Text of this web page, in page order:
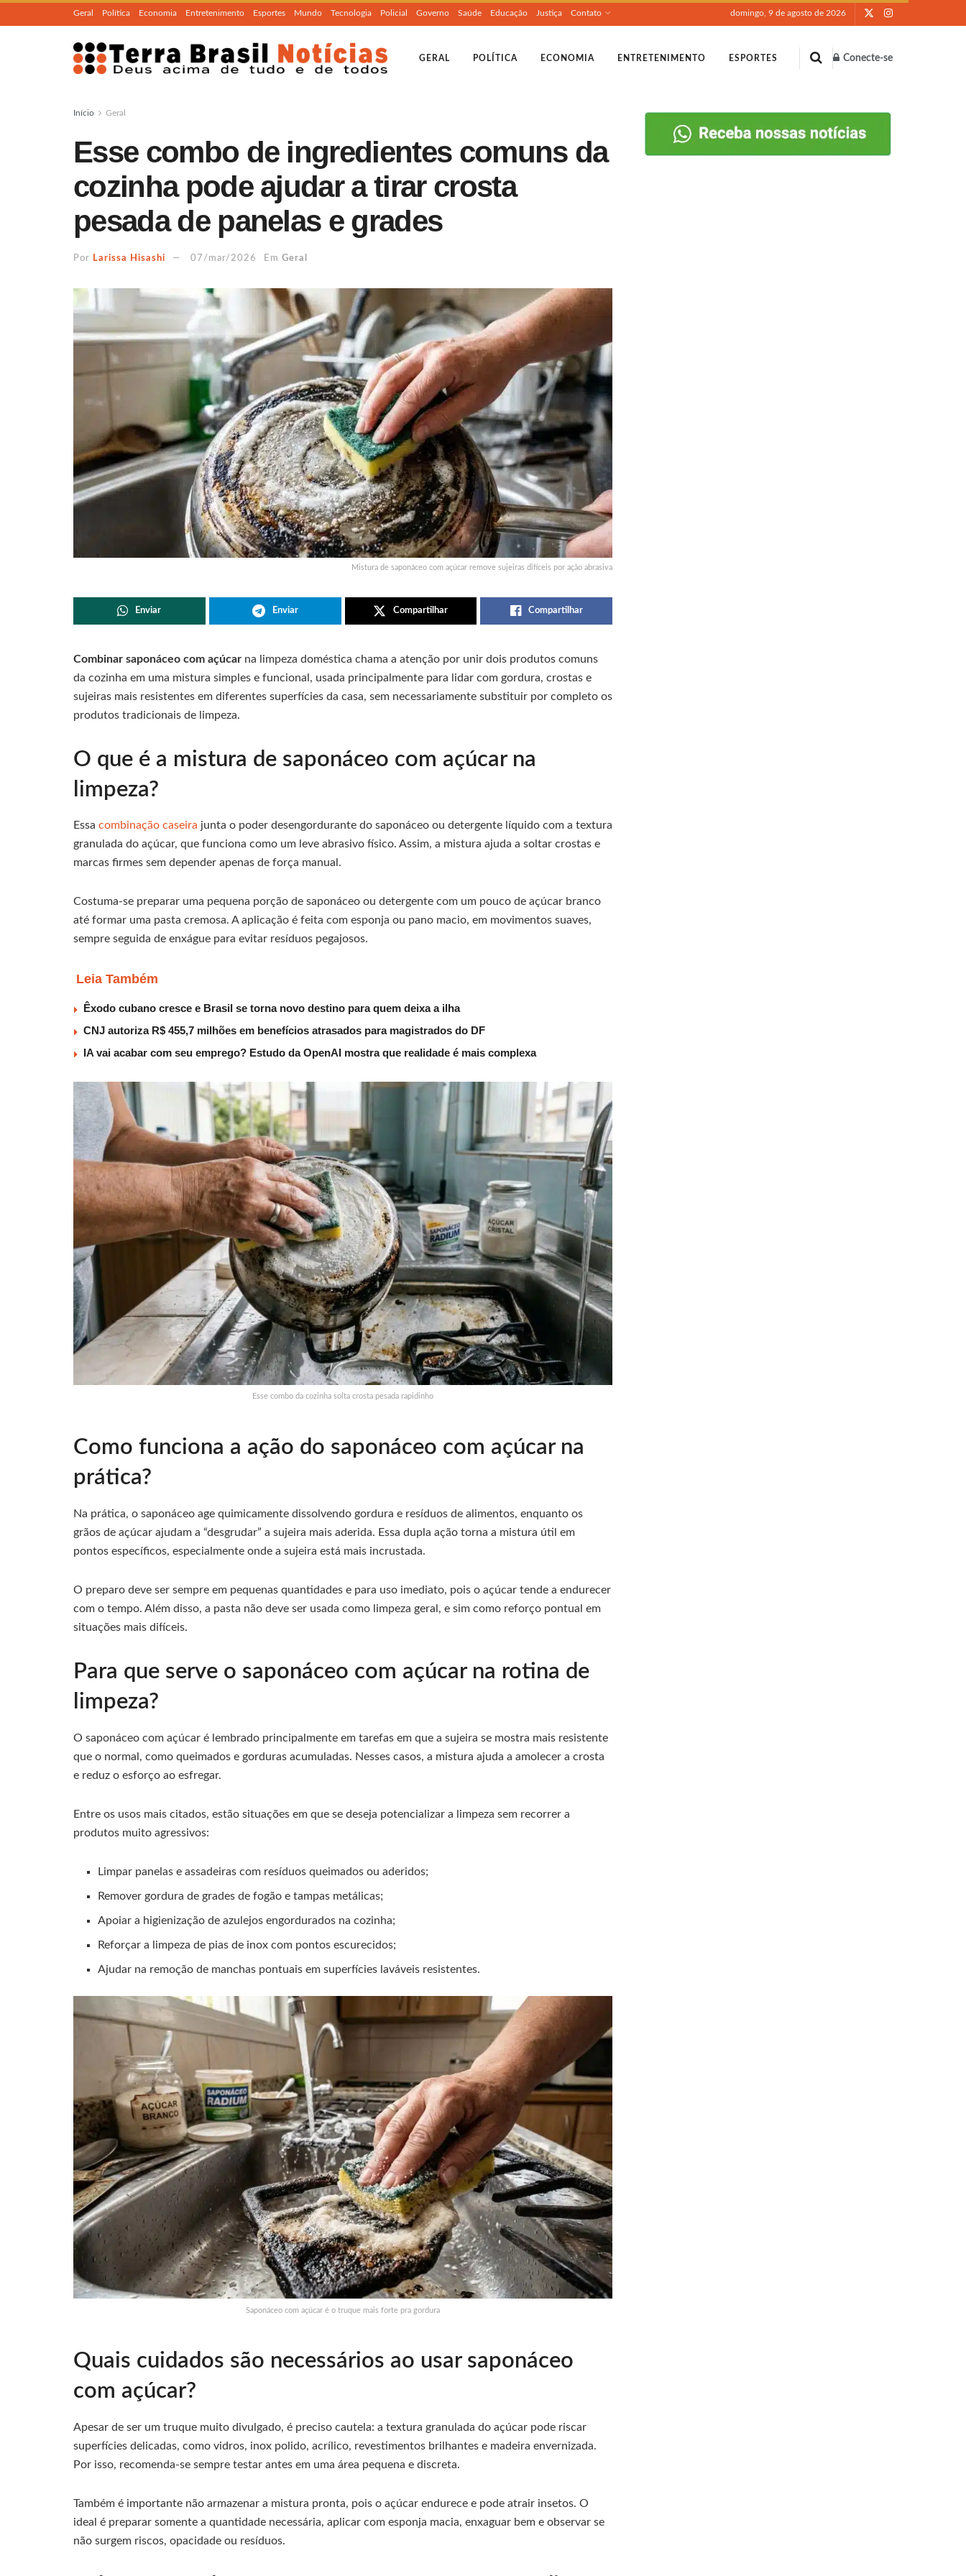
Geral Política Economia Entretenimento Esportes Mundo Tecnologia Policial Governo Saúde Educação Justiça Contato domingo, 9 de agosto de 2026
GERAL POLÍTICA ECONOMIA ENTRETENIMENTO ESPORTES Conecte-se
Início Geral
Esse combo de ingredientes comuns da
cozinha pode ajudar a tirar crosta
pesada de panelas e grades
Por Larissa Hisashi 07/mar/2026 Em Geral
Mistura de saponáceo com açúcar remove sujeiras difíceis por ação abrasiva
Enviar Enviar Compartilhar Compartilhar
Combinar saponáceo com açúcar na limpeza doméstica chama a atenção por unir dois produtos comuns
da cozinha em uma mistura simples e funcional, usada principalmente para lidar com gordura, crostas e
sujeiras mais resistentes em diferentes superfícies da casa, sem necessariamente substituir por completo os
produtos tradicionais de limpeza.
O que é a mistura de saponáceo com açúcar na
limpeza?
Essa combinação caseira junta o poder desengordurante do saponáceo ou detergente líquido com a textura
granulada do açúcar, que funciona como um leve abrasivo físico. Assim, a mistura ajuda a soltar crostas e
marcas firmes sem depender apenas de força manual.
Costuma-se preparar uma pequena porção de saponáceo ou detergente com um pouco de açúcar branco
até formar uma pasta cremosa. A aplicação é feita com esponja ou pano macio, em movimentos suaves,
sempre seguida de enxágue para evitar resíduos pegajosos.
Leia Também
Êxodo cubano cresce e Brasil se torna novo destino para quem deixa a ilha
CNJ autoriza R$ 455,7 milhões em benefícios atrasados para magistrados do DF
IA vai acabar com seu emprego? Estudo da OpenAI mostra que realidade é mais complexa
Esse combo da cozinha solta crosta pesada rapidinho
Como funciona a ação do saponáceo com açúcar na
prática?
Na prática, o saponáceo age quimicamente dissolvendo gordura e resíduos de alimentos, enquanto os
grãos de açúcar ajudam a “desgrudar” a sujeira mais aderida. Essa dupla ação torna a mistura útil em
pontos específicos, especialmente onde a sujeira está mais incrustada.
O preparo deve ser sempre em pequenas quantidades e para uso imediato, pois o açúcar tende a endurecer
com o tempo. Além disso, a pasta não deve ser usada como limpeza geral, e sim como reforço pontual em
situações mais difíceis.
Para que serve o saponáceo com açúcar na rotina de
limpeza?
O saponáceo com açúcar é lembrado principalmente em tarefas em que a sujeira se mostra mais resistente
que o normal, como queimados e gorduras acumuladas. Nesses casos, a mistura ajuda a amolecer a crosta
e reduz o esforço ao esfregar.
Entre os usos mais citados, estão situações em que se deseja potencializar a limpeza sem recorrer a
produtos muito agressivos:
Limpar panelas e assadeiras com resíduos queimados ou aderidos;
Remover gordura de grades de fogão e tampas metálicas;
Apoiar a higienização de azulejos engordurados na cozinha;
Reforçar a limpeza de pias de inox com pontos escurecidos;
Ajudar na remoção de manchas pontuais em superfícies laváveis resistentes.
Saponáceo com açúcar é o truque mais forte pra gordura
Quais cuidados são necessários ao usar saponáceo
com açúcar?
Apesar de ser um truque muito divulgado, é preciso cautela: a textura granulada do açúcar pode riscar
superfícies delicadas, como vidros, inox polido, acrílico, revestimentos brilhantes e madeira envernizada.
Por isso, recomenda-se sempre testar antes em uma área pequena e discreta.
Também é importante não armazenar a mistura pronta, pois o açúcar endurece e pode atrair insetos. O
ideal é preparar somente a quantidade necessária, aplicar com esponja macia, enxaguar bem e observar se
não surgem riscos, opacidade ou resíduos.